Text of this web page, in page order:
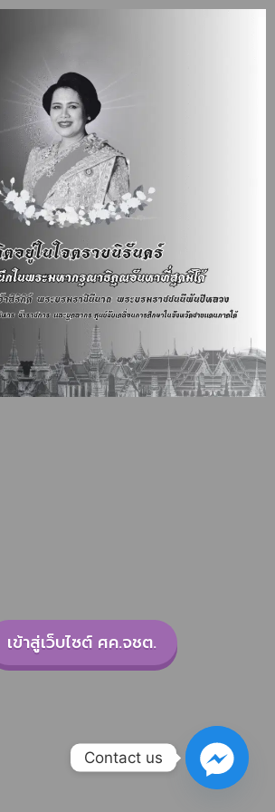
เข้าสู่เว็บไซต์ ศค.จชต.
Contact us